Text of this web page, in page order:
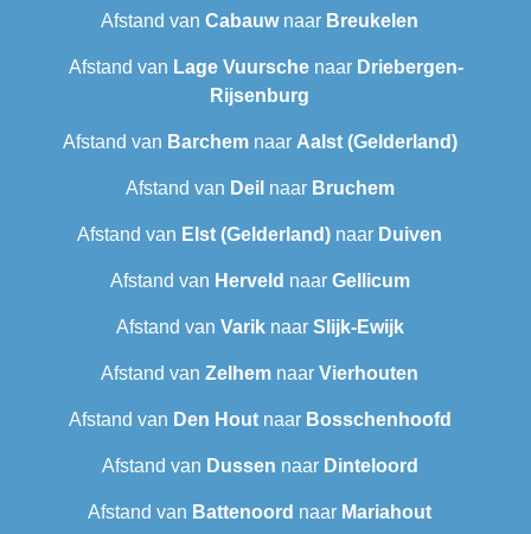
Afstand van Cabauwnaar Breukelen
Afstand van Lage Vuurschenaar Driebergen-
Rijsenburg
Afstand van Barchemnaar Aalst (Gelderland)
Afstand van Deil naar Bruchem
Afstand van Elst (Gelderland) naar Duiven
Afstand van Herveld naar Gellicum
Afstand van Variknaar Slijk-Ewijk
Afstand van Zelhem naar Vierhouten
Afstand van Den Houtnaar Bosschenhoofd
Afstand van Dussen naar Dinteloord
Afstand van Battenoord naar Mariahout